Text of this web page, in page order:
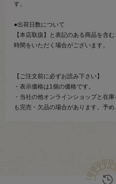
す。
●出荷日数について
【本店取扱】と表記のある商品を含
時間をいただく場合がございます。
【ご注文前に必ずお読み下さい】
・表示価格は1個の価格です。
・当社の他オンラインショップと在
も完売・欠品の場合があります。予め